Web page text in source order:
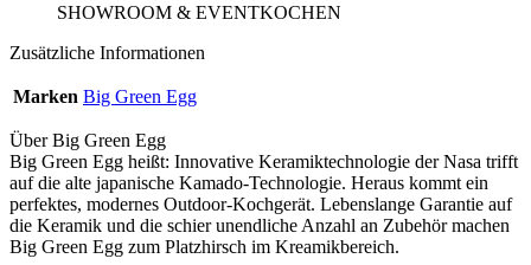
SHOWROOM & EVENTKOCHEN
Zusätzliche Informationen
Marken Big Green Egg
Über Big Green Egg
Big Green Egg heißt: Innovative Keramiktechnologie der Nasa trifft
auf die alte japanische Kamado-Technologie. Heraus kommt ein
perfektes, modernes Outdoor-Kochgerät. Lebenslange Garantie auf
die Keramik und die schier unendliche Anzahl an Zubehör machen
Big Green Egg zum Platzhirsch im Kreamikbereich.